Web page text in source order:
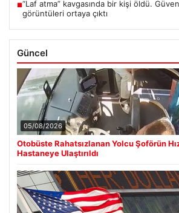
■“Laf atma” kavgasında bir kişi öldü.
görüntüleri ortaya çıktı
Güncel
05/08/2026
Otobüste Rahatsızlanan Yolcu Şoförün
Hastaneye Ulaştırıldı